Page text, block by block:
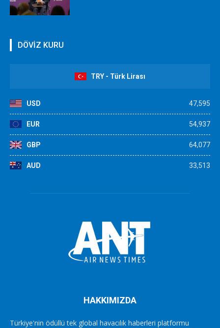
DÖVİZ KURU
TRY - Türk Lirası
USD 47,595
EUR 54,937
GBP 64,077
AUD 33,513
HAKKIMIZDA
Türkiye'nin ödüllü tek global havacılık haberleri platformu